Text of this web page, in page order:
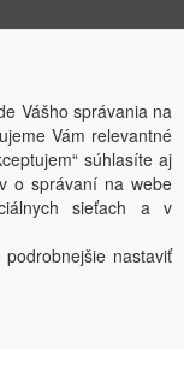
s r.o.2026
Vášho správania na
Vám relevantné
súhlasíte aj
o správaní na webe
sieťach a v
nastaviť